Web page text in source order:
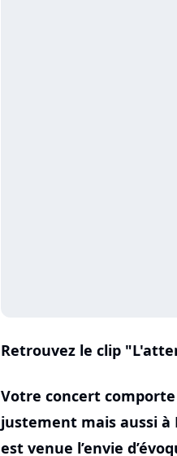
Retrouvez le clip
Votre concert
justement mais aussi à
est venue l’envie